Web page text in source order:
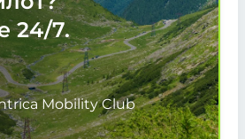
24/7.
Mobility Club